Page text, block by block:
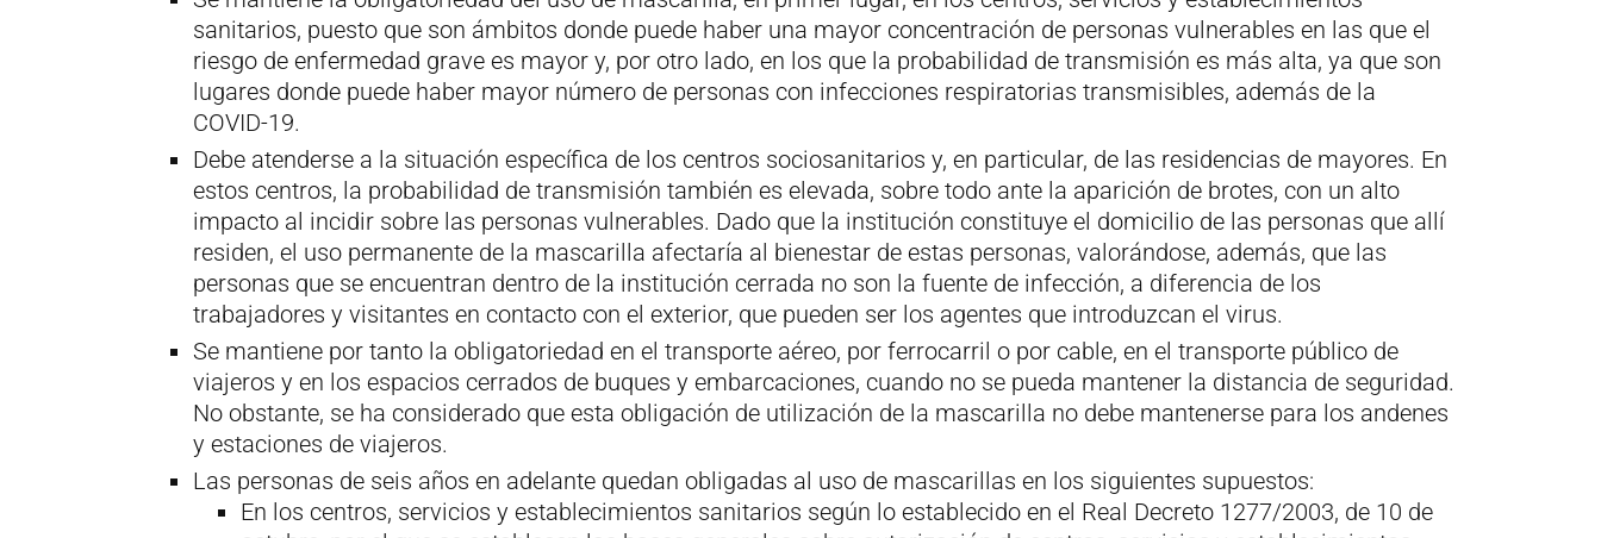
sanitarios, puesto que son ámbitos donde puede haber una mayor concentración de personas vulnerables en las que el
riesgo de enfermedad grave es mayor y, por otro lado, en los que la probabilidad de transmisión es más alta, ya que son
lugares donde puede haber mayor número de personas con infecciones respiratorias transmisibles, además de la
COVID-19.
Debe atenderse a la situación específica de los centros sociosanitarios y, en particular, de las residencias de mayores. En
estos centros, la probabilidad de transmisión también es elevada, sobre todo ante la aparición de brotes, con un alto
impacto al incidir sobre las personas vulnerables. Dado que la institución constituye el domicilio de las personas que allí
residen, el uso permanente de la mascarilla afectaría al bienestar de estas personas, valorándose, además, que las
personas que se encuentran dentro de la institución cerrada no son la fuente de infección, a diferencia de los
trabajadores y visitantes en contacto con el exterior, que pueden ser los agentes que introduzcan el virus.
Se mantiene por tanto la obligatoriedad en el transporte aéreo, por ferrocarril o por cable, en el transporte público de
viajeros y en los espacios cerrados de buques y embarcaciones, cuando no se pueda mantener la distancia de seguridad.
No obstante, se ha considerado que esta obligación de utilización de la mascarilla no debe mantenerse para los andenes
y estaciones de viajeros.
Las personas de seis años en adelante quedan obligadas al uso de mascarillas en los siguientes supuestos:
En los centros, servicios y establecimientos sanitarios según lo establecido en el Real Decreto 1277/2003, de 10 de